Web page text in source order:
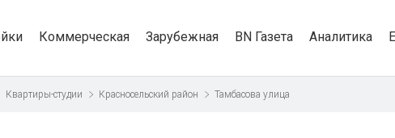
Коммерческая Зарубежная BN Газета Аналитика
Квартиры-студии Красносельский район Тамбасова улица